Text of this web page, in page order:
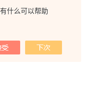
什么可以帮助